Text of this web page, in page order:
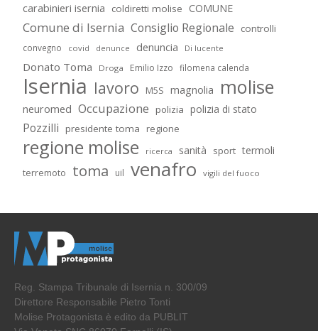
carabinieri isernia coldiretti molise COMUNE
Comune di Isernia Consiglio Regionale controlli
convegno covid denunce denuncia Di lucente
Donato Toma Droga Emilio Izzo filomena calenda
Isernia lavoro M5S magnolia molise
neuromed Occupazione polizia polizia di stato
Pozzilli presidente toma regione
regione molise ricerca sanità sport termoli
terremoto toma uil venafro vigili del fuoco
Reg. Stampa Tribunale di Isernia n. 300/09
Direttore Responsabile Pietro Tonti
Molise Protagonista è edito da PUBLIT